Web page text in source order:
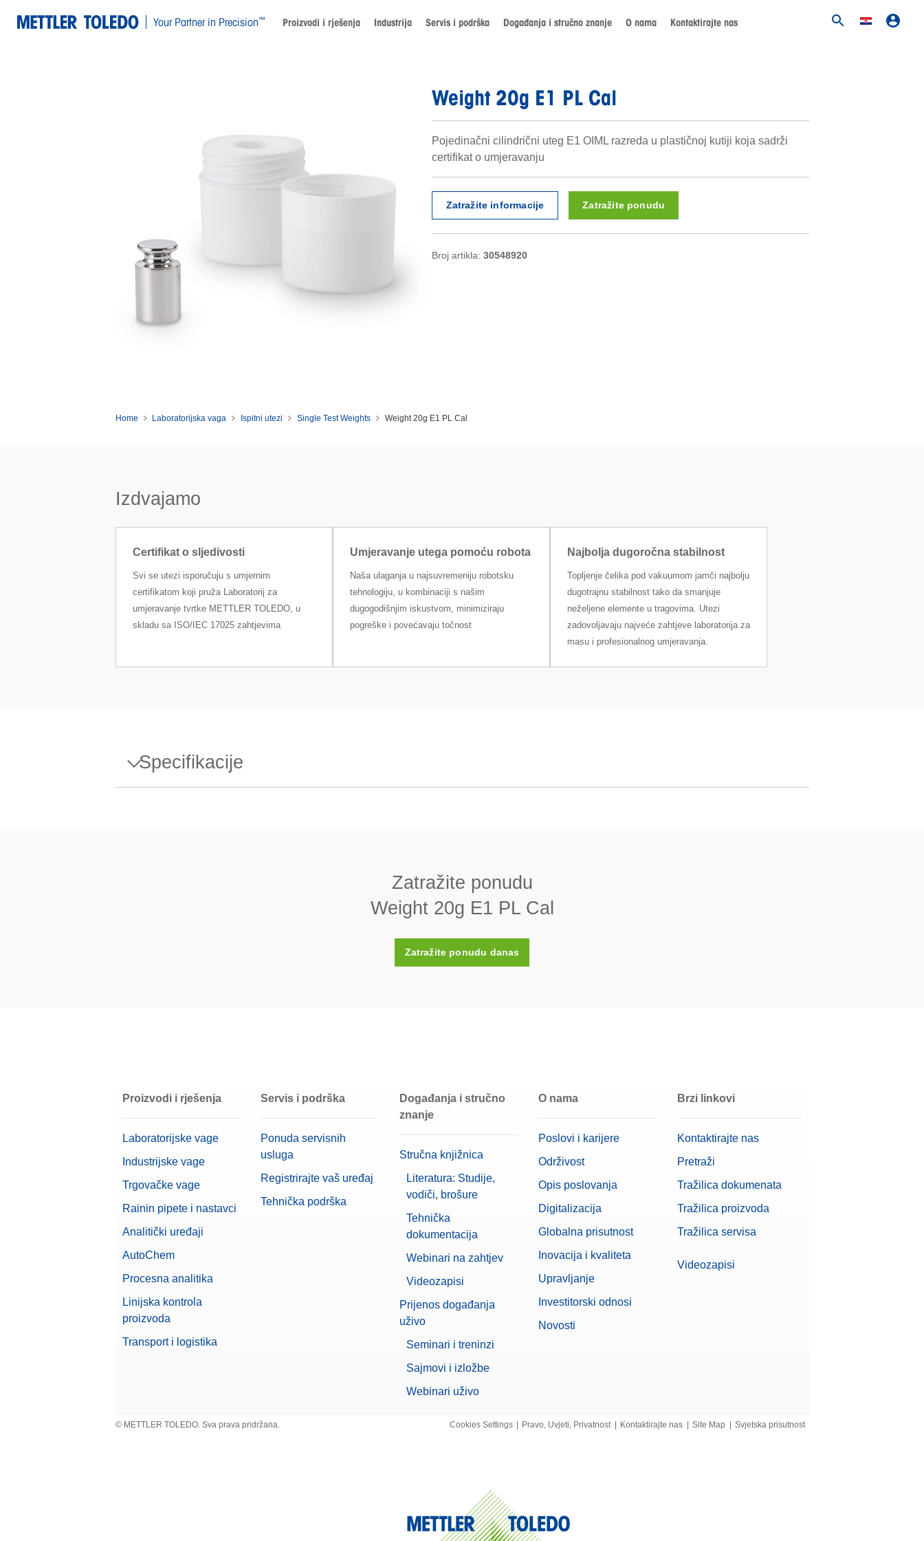
Your Partner in Precision™ Proizvodi i rješenja Industrija Servis i podrška Događanja i stručno znanje O nama Kontaktirajte nas
Weight 20g E1 PL Cal
Pojedinačni cilindrični uteg E1 OIML razreda u plastičnoj kutiji koja sadrži
certifikat o umjeravanju
Zatražite informacije Zatražite ponudu
Broj artikla: 30548920
Home Laboratorijska vaga Ispitni utezi Single Test Weights Weight 20g E1 PL Cal
Izdvajamo
Certifikat o sljedivosti
Svi se utezi isporučuju s umjernim
certifikatom koji pruža Laboratorij za
umjeravanje tvrtke METTLER TOLEDO, u
skladu sa ISO/IEC 17025 zahtjevima
Umjeravanje utega pomoću robota
Naša ulaganja u najsuvremeniju robotsku
tehnologiju, u kombinaciji s našim
dugogodišnjim iskustvom, minimiziraju
pogreške i povećavaju točnost
Najbolja dugoročna stabilnost
Topljenje čelika pod vakuumom jamči najbolju
dugotrajnu stabilnost tako da smanjuje
neželjene elemente u tragovima. Utezi
zadovoljavaju najveće zahtjeve laboratorija za
masu i profesionalnog umjeravanja.
Specifikacije
Plastično kućište (uključeno)
Zatražite ponudu
Weight 20g E1 PL Cal
Zatražite ponudu danas
Proizvodi i rješenja
Laboratorijske vage
Industrijske vage
Trgovačke vage
Rainin pipete i nastavci
Analitički uređaji
AutoChem
Procesna analitika
Linijska kontrola
proizvoda
Transport i logistika
Servis i podrška
Ponuda servisnih
usluga
Registrirajte vaš uređaj
Tehnička podrška
Događanja i stručno
znanje
Stručna knjižnica
Literatura: Studije,
vodiči, brošure
Tehnička
dokumentacija
Webinari na zahtjev
Videozapisi
Prijenos događanja
uživo
Seminari i treninzi
Sajmovi i izložbe
Webinari uživo
O nama
Poslovi i karijere
Održivost
Opis poslovanja
Digitalizacija
Globalna prisutnost
Inovacija i kvaliteta
Upravljanje
Investitorski odnosi
Novosti
Brzi linkovi
Kontaktirajte nas
Pretraži
Tražilica dokumenata
Tražilica proizvoda
Tražilica servisa
Videozapisi
© METTLER TOLEDO. Sva prava pridržana. Cookies Settings Pravo, Uvjeti, Privatnost Kontaktirajte nas Site Map Svjetska prisutnost